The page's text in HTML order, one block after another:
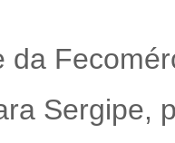
da
Sergipe,